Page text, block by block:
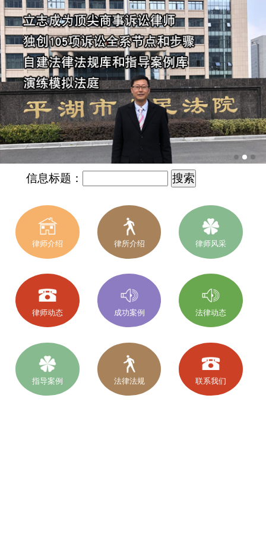
信息标题：
律师介绍 律所介绍 律师风采
律师动态 成功案例 法律动态
指导案例 法律法规 联系我们